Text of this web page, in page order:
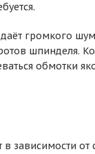
громкого
шпинделя.
обмотки
зависимости от